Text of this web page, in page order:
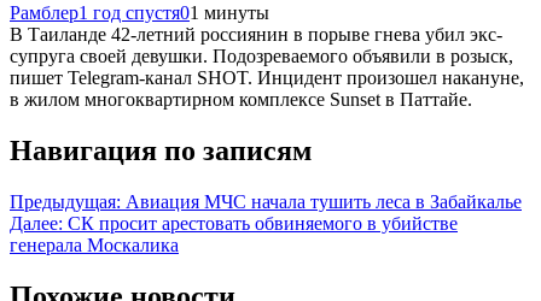
Рамблер1 год спустя01 минуты
В Таиланде 42-летний россиянин в порыве гнева убил экс-
супруга своей девушки. Подозреваемого объявили в розыск,
пишет Telegram-канал SHOT. Инцидент произошел накануне,
в жилом многоквартирном комплексе Sunset в Паттайе.
Навигация по записям
Предыдущая: Авиация МЧС начала тушить леса в Забайкалье
Далее: СК просит арестовать обвиняемого в убийстве
генерала Москалика